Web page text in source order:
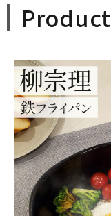
Product